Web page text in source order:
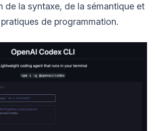
de la syntaxe, de la sémantique et
de programmation.